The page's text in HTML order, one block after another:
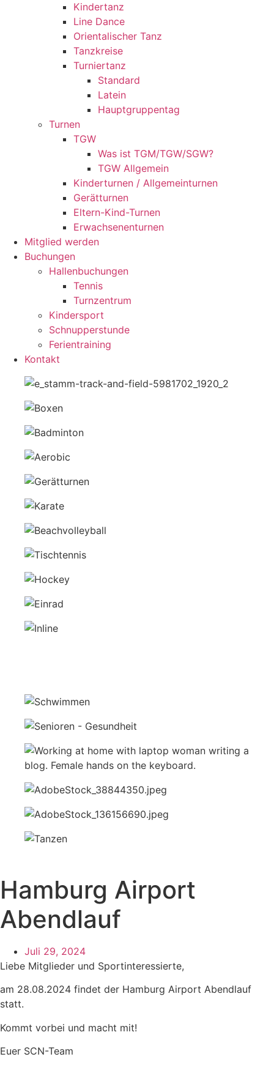
Kindertanz
Line Dance
Orientalischer Tanz
Tanzkreise
Turniertanz
Standard
Latein
Hauptgruppentag
Turnen
TGW
Was ist TGM/TGW/SGW?
TGW Allgemein
Kinderturnen / Allgemeinturnen
Gerätturnen
Eltern-Kind-Turnen
Erwachsenenturnen
Mitglied werden
Buchungen
Hallenbuchungen
Tennis
Turnzentrum
Kindersport
Schnupperstunde
Ferientraining
Kontakt
Hamburg Airport
Abendlauf
Juli 29, 2024
Liebe Mitglieder und Sportinteressierte,
am 28.08.2024 findet der Hamburg Airport Abendlauf
statt.
Kommt vorbei und macht mit!
Euer SCN-Team